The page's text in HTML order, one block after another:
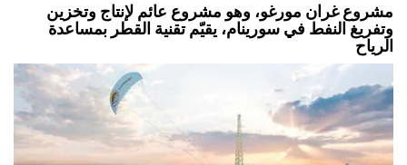
مشروع غران مورغو، وهو مشروع عائم لإنتاج وتخزين
وتفريغ النفط في سورينام، يقيّم تقنية القطر بمساعدة
الرياح